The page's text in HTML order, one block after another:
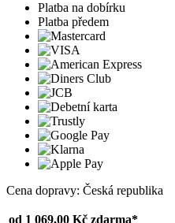
Platba na dobírku
Platba předem
Cena dopravy: Česká republika
od 1 069,00 Kč zdarma*